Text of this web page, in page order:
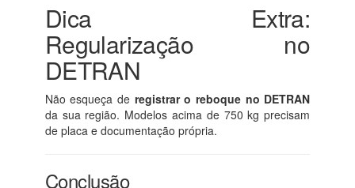
Dica Extra:
Regularização no
DETRAN
Não esqueça de registrar o reboque no DETRAN
da sua região. Modelos acima de 750 kg precisam
de placa e documentação própria.
Conclusão